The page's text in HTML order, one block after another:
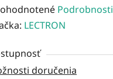
LECTRON
doručenia